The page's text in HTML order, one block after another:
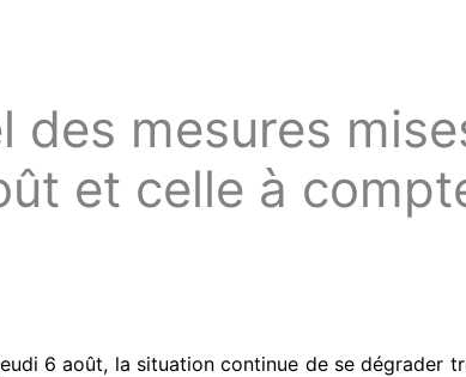
des mesures
et celle à
6 août, la situation continue de se dégrader